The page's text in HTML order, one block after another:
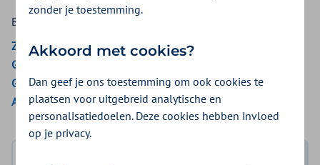
Bekijk de vergoedingen van:
ZieZo
Gemeenten Optimaal
Gemeente Amsterdam
Aon Vitaal
zonder je toestemming.
Akkoord met cookies?
Dan geef je ons toestemming om ook cookies te
plaatsen voor uitgebreid analytische en
personalisatiedoelen. Deze cookies hebben invloed
op je privacy.